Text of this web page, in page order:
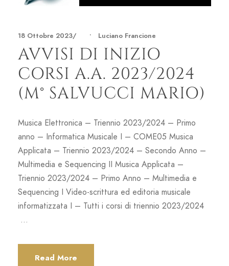
18 Ottobre 2023 • Luciano Francione
AVVISI DI INIZIO
CORSI A.A. 2023/2024
(M° SALVUCCI MARIO)
Musica Elettronica – Triennio 2023/2024 – Primo
anno – Informatica Musicale I – COME05 Musica
Applicata – Triennio 2023/2024 – Secondo Anno –
Multimedia e Sequencing II Musica Applicata –
Triennio 2023/2024 – Primo Anno – Multimedia e
Sequencing I Video-scrittura ed editoria musicale
informatizzata I – Tutti i corsi di triennio 2023/2024
...
Read More